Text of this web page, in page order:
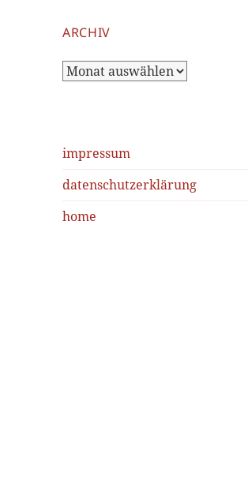
ARCHIV
Archiv
impressum
datenschutzerklärung
home